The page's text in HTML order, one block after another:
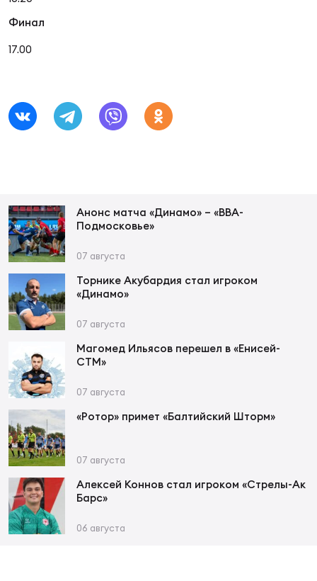
Финал
17.00
Анонс матча «Динамо» – «ВВА-
Подмосковье»
07 августа
Торнике Акубардия стал игроком
«Динамо»
07 августа
Магомед Ильясов перешел в «Енисей-
СТМ»
07 августа
«Ротор» примет «Балтийский Шторм»
07 августа
Алексей Коннов стал игроком «Стрелы-Ак
Барс»
06 августа